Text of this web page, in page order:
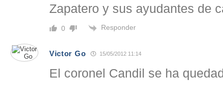
Zapatero y sus ayudantes de
0 Responder
Victor Go 15/05/2012 11:14
El coronel Candil se ha